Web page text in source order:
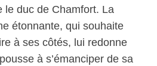
le duc de Chamfort. La
étonnante, qui souhaite
à ses côtés, lui redonne
à s’émanciper de sa